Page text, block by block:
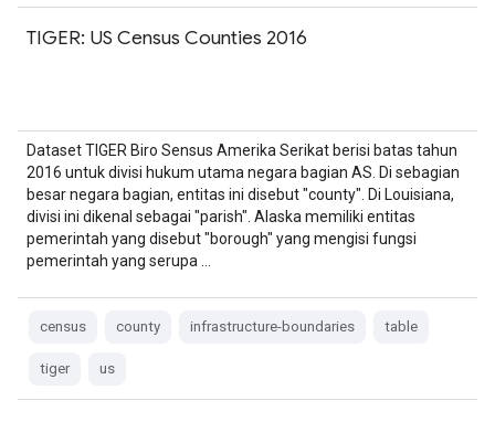
TIGER: US Census Counties 2016
Dataset TIGER Biro Sensus Amerika Serikat berisi batas tahun
2016 untuk divisi hukum utama negara bagian AS. Di sebagian
besar negara bagian, entitas ini disebut "county". Di Louisiana,
divisi ini dikenal sebagai "parish". Alaska memiliki entitas
pemerintah yang disebut "borough" yang mengisi fungsi
pemerintah yang serupa …
census county infrastructure-boundaries table
tiger us